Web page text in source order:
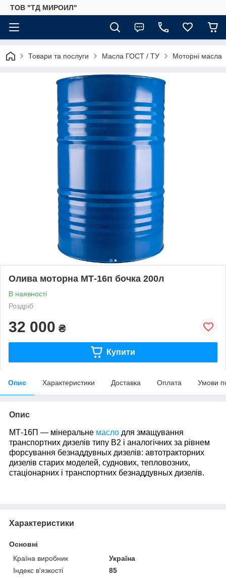
ТОВ "ТД МИРОИЛ"
Товари та послуги Масла ГОСТ / ТУ Моторні масла
Олива моторна МТ-16п бочка 200л
В наявності
Роздріб
32 000 ₴
Купити
Опис Характеристики Доставка Оплата Умови
Опис
МТ-16П ― мінеральне масло для змащування
транспортних дизелів типу В2 і аналогічних за рівнем
форсування безнаддувных дизелів: автотракторних
дизелів старих моделей, суднових, тепловозних,
стаціонарних і транспортних безнаддувных дизелів.
Характеристики
Основні
Країна виробник
Україна
Індекс в'язкості
85